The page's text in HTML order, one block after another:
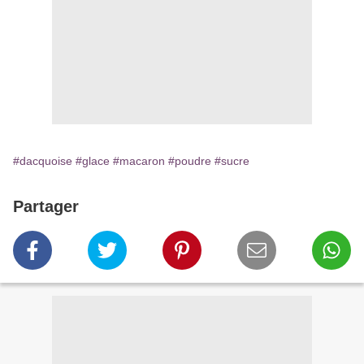
#dacquoise #glace #macaron #poudre #sucre
Partager